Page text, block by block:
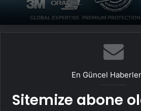
En Güncel
Sitemize abone